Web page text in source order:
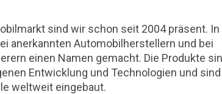
sind wir schon seit 2004 präsent.
anerkannten Automobilherstellern und bei
einen Namen gemacht. Die Produkte
Entwicklung und Technologien und
weltweit eingebaut.